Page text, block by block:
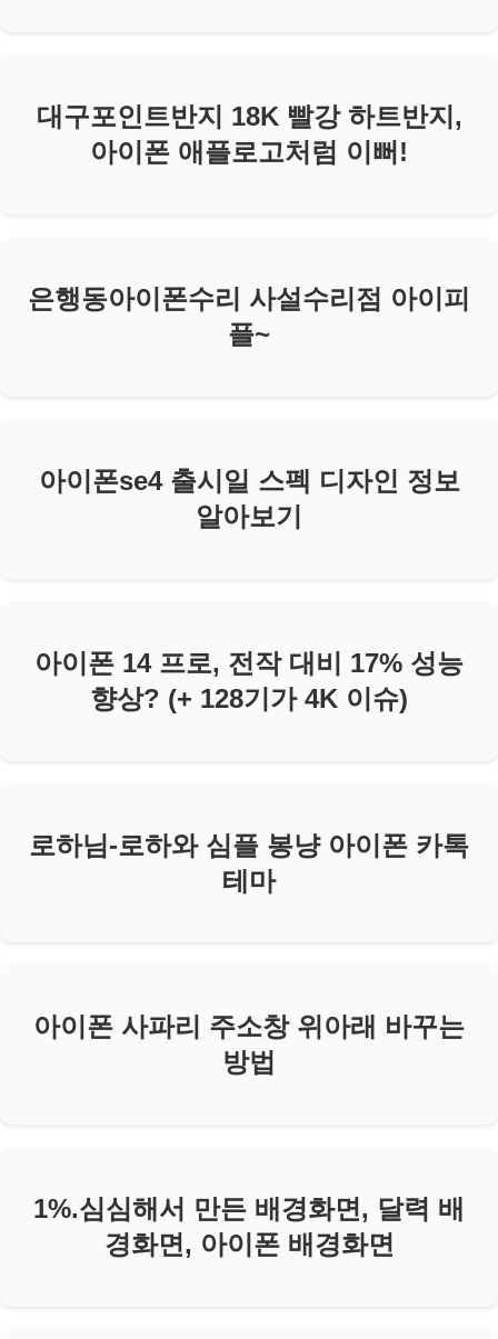
대구포인트반지 18K 빨강 하트반지,
아이폰 애플로고처럼 이뻐!
은행동아이폰수리 사설수리점 아이피
플~
아이폰se4 출시일 스펙 디자인 정보
알아보기
아이폰 14 프로, 전작 대비 17% 성능
향상? (+ 128기가 4K 이슈)
로하님-로하와 심플 봉냥 아이폰 카톡
테마
아이폰 사파리 주소창 위아래 바꾸는
방법
1%.심심해서 만든 배경화면, 달력 배
경화면, 아이폰 배경화면